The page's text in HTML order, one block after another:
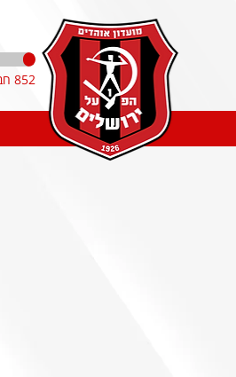
852 חברי וחברות עמותה עד כה, הקליקו והצטרפו!